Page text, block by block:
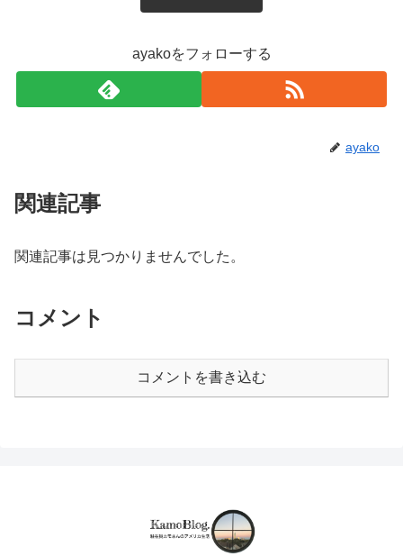
ayakoをフォローする
ayako
関連記事
関連記事は見つかりませんでした。
コメント
コメントを書き込む